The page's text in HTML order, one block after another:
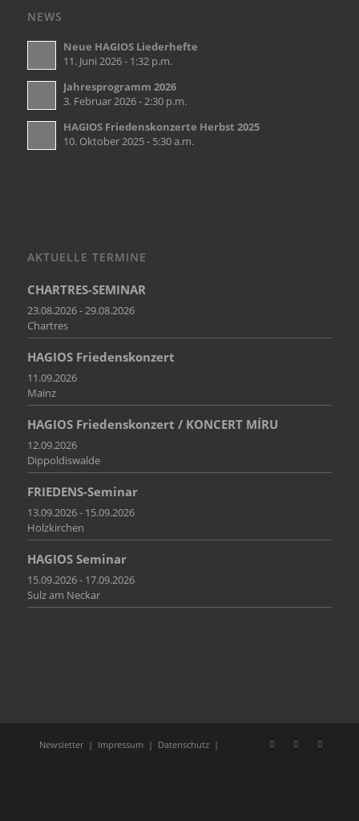
NEWS
Neue HAGIOS Liederhefte
11. Juni 2026 - 1:32 p.m.
Jahresprogramm 2026
3. Februar 2026 - 2:30 p.m.
HAGIOS Friedenskonzerte Herbst 2025
10. Oktober 2025 - 5:30 a.m.
AKTUELLE TERMINE
CHARTRES-SEMINAR
23.08.2026 - 29.08.2026
Chartres
HAGIOS Friedenskonzert
11.09.2026
Mainz
HAGIOS Friedenskonzert / KONCERT MÍRU
12.09.2026
Dippoldiswalde
FRIEDENS-Seminar
13.09.2026 - 15.09.2026
Holzkirchen
HAGIOS Seminar
15.09.2026 - 17.09.2026
Sulz am Neckar
Newsletter | Impressum | Datenschutz |